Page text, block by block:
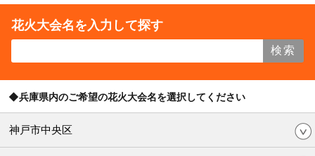
花火大会名を入力して探す
検索
◆兵庫県内のご希望の花火大会名を選択してください
神戸市中央区